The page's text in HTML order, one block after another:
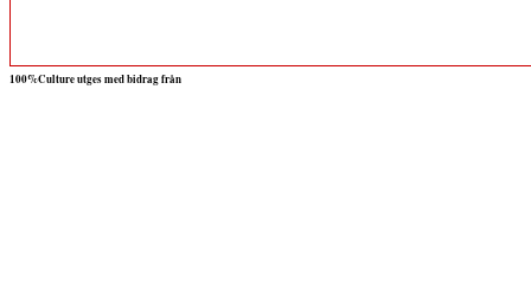
100%Culture utges med bidrag från